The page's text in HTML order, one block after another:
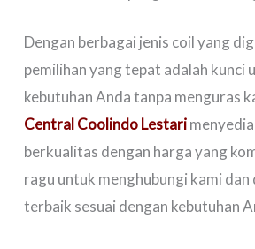
Dengan berbagai jenis coil yang
pemilihan yang tepat adalah kunci
kebutuhan Anda tanpa menguras
Central Coolindo Lestari
berkualitas dengan harga yang
ragu untuk menghubungi kami dan
terbaik sesuai dengan kebutuhan